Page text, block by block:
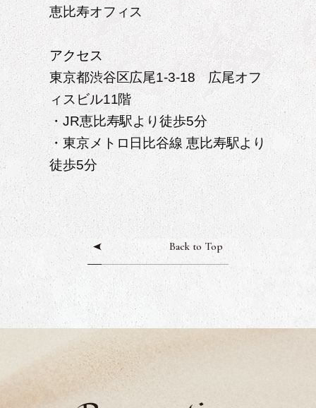
恵比寿オフィス
アクセス
東京都渋谷区広尾1-3-18 広尾オフ
ィスビル11階
・JR恵比寿駅より徒歩5分
・東京メトロ日比谷線 恵比寿駅より
徒歩5分
Back to Top